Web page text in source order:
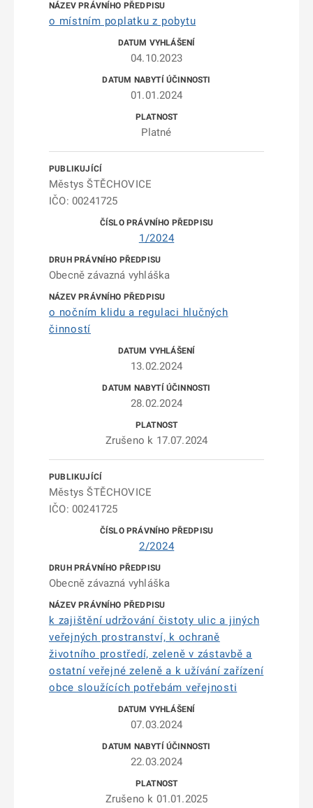
o místním poplatku z pobytu
04.10.2023
01.01.2024
Platné
Městys ŠTĚCHOVICE
IČO: 00241725
1/2024
Obecně závazná vyhláška
o nočním klidu a regulaci hlučných
činností
13.02.2024
28.02.2024
Zrušeno k 17.07.2024
Městys ŠTĚCHOVICE
IČO: 00241725
2/2024
Obecně závazná vyhláška
k zajištění udržování čistoty ulic a jiných
veřejných prostranství, k ochraně
životního prostředí, zeleně v zástavbě a
ostatní veřejné zeleně a k užívání zařízení
obce sloužících potřebám veřejnosti
07.03.2024
22.03.2024
Zrušeno k 01.01.2025